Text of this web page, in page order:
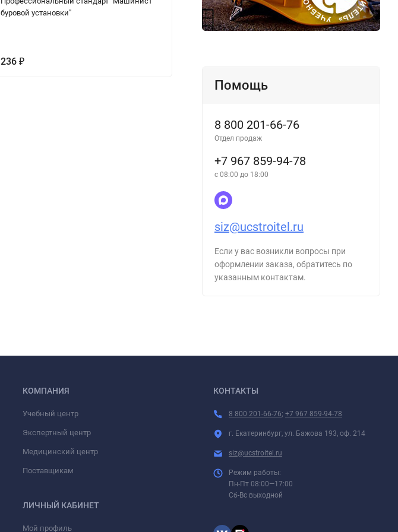
буровой установки"
236₽
в области ценообразования и тарифного
регулирования в жилищно-коммунальном
по
Помощь
8 800 201-66-76
Отдел продаж
+7 967 859-94-78
с 08:00 до 18:00
siz@ucstroitel.ru
Если у вас возникли вопросы при
оформлении заказа, обратитесь по
указанным контактам.
КОМПАНИЯ
Учебный центр
Экспертный центр
Медицинский центр
Поставщикам
ЛИЧНЫЙ КАБИНЕТ
Мой профиль
КОНТАКТЫ
8 800 201-66-76; +7 967 859-94-78
г. Екатеринбург, ул. Бажова 193, оф. 214
siz@ucstroitel.ru
Режим работы:
Пн-Пт 08:00—17:00
Сб-Вс выходной